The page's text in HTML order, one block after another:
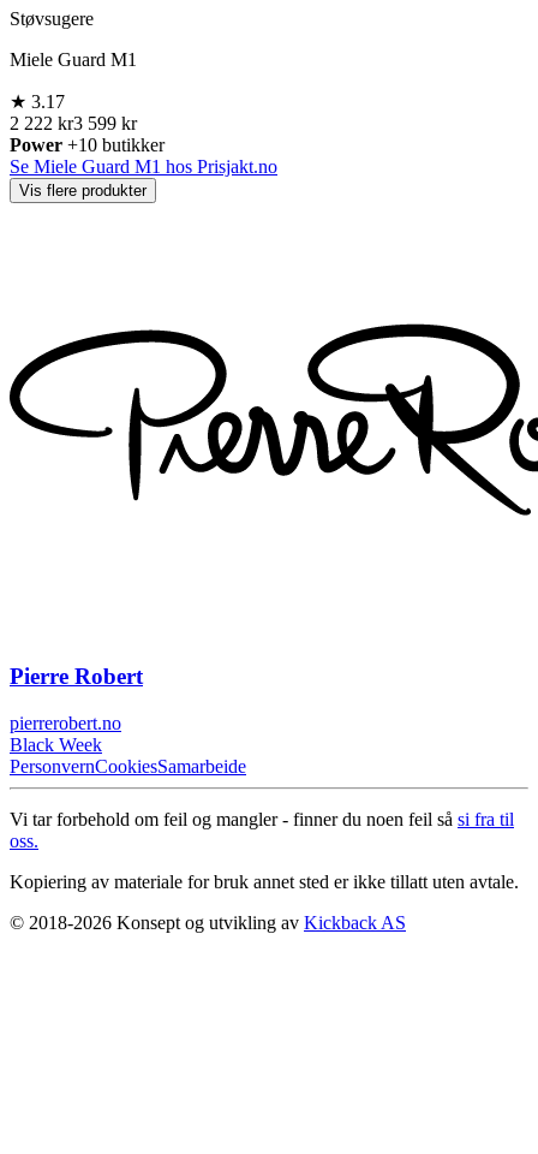
Støvsugere
Miele Guard M1
★ 3.17
2 222 kr3 599 kr
Power +10 butikker
Se Miele Guard M1 hos Prisjakt.no
Vis flere produkter
Pierre Robert
pierrerobert.no
Black Week
PersonvernCookiesSamarbeide
Vi tar forbehold om feil og mangler - finner du noen feil så si fra til
oss.
Kopiering av materiale for bruk annet sted er ikke tillatt uten avtale.
© 2018-2026 Konsept og utvikling av Kickback AS